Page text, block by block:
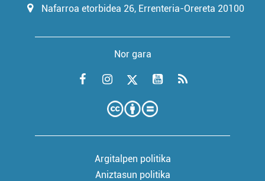
Nafarroa etorbidea 26, Errenteria-Orereta 20100
Nor gara
Argitalpen politika
Aniztasun politika